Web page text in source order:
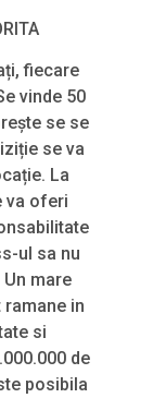
fiecare
vinde 50
se se
se va
La
va oferi
ul sa nu
mare
in
si
de
posibila